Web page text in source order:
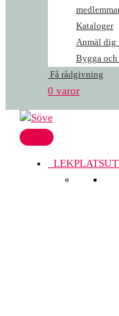
Kataloger
Anmäl dig
Bygga
Få rådgivning
0 varor